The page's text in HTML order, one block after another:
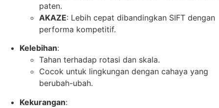
paten.
AKAZE: Lebih cepat dibandingkan SIFT dengan
performa kompetitif.
Kelebihan:
Tahan terhadap rotasi dan skala.
Cocok untuk lingkungan dengan cahaya yang
berubah-ubah.
Kekurangan: